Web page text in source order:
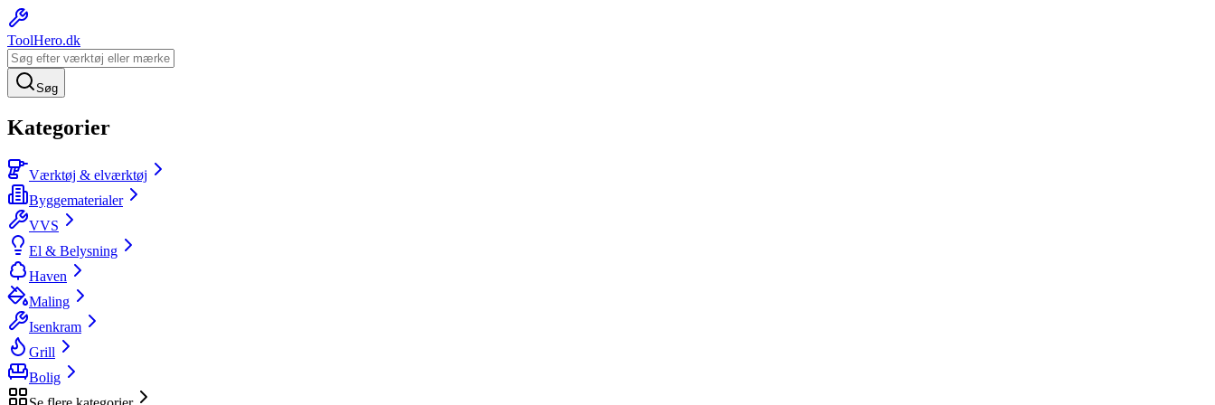
ToolHero.dk
Søg
Kategorier
Værktøj & elværktøj
Byggematerialer
VVS
El & Belysning
Haven
Maling
Isenkram
Grill
Bolig